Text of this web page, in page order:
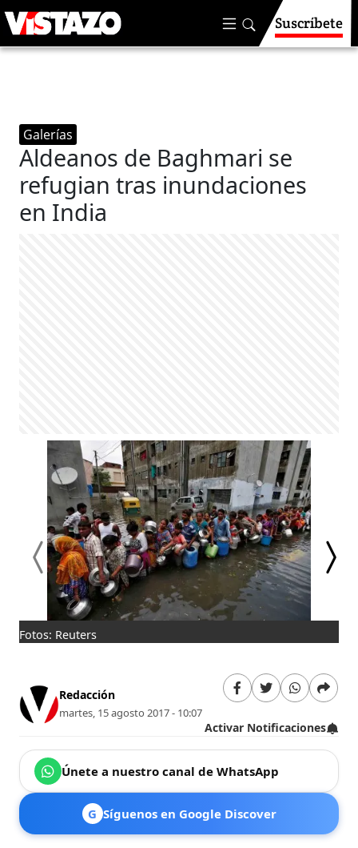
Suscríbete
Galerías
Aldeanos de Baghmari se
refugian tras inundaciones
en India
Fotos: Reuters
Redacción
martes, 15 agosto 2017 - 10:07
Activar Notificaciones
Únete a nuestro canal de WhatsApp
G Síguenos en Google Discover